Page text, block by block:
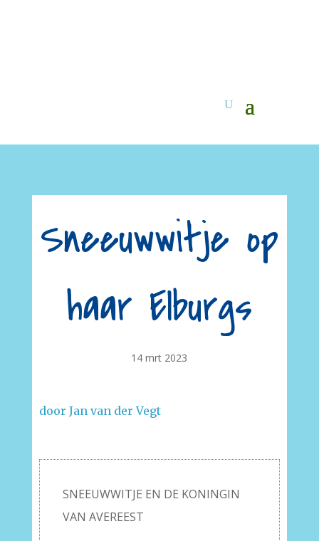
Sneeuwwitje op
haar Elburgs
14 mrt 2023
door Jan van der Vegt
SNEEUWWITJE EN DE KONINGIN
VAN AVEREEST